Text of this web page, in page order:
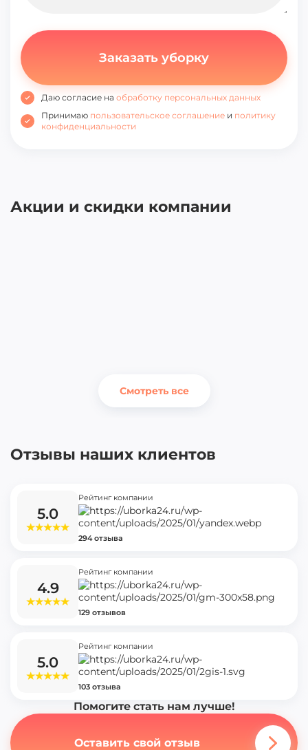
Даю согласие на обработку персональных данных
Принимаю пользовательское соглашение и политику
конфиденциальности
Акции и скидки компании
Смотреть все
Отзывы наших клиентов
5.0
Рейтинг компании
294 отзыва
4.9
Рейтинг компании
129 отзывов
5.0
Рейтинг компании
103 отзыва
Помогите стать нам лучше!
Оставить свой отзыв